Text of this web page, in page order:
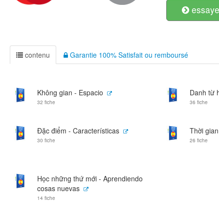
contenu Garantie 100% Satisfait ou remboursé
Không gian - Espacio
32 fiche
Danh từ
36 fiche
Đặc điểm - Características
30 fiche
Thời
26 fiche
Học những thứ mới - Aprendiendo
cosas nuevas
14 fiche